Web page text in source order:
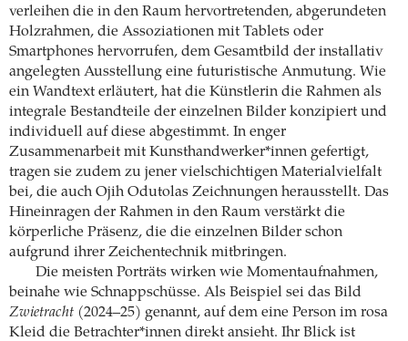
verleihen die in den Raum hervortretenden, abgerundeten
Holzrahmen, die Assoziationen mit Tablets oder
Smartphones hervorrufen, dem Gesamtbild der installativ
angelegten Ausstellung eine futuristische Anmutung. Wie
ein Wandtext erläutert, hat die Künstlerin die Rahmen als
integrale Bestandteile der einzelnen Bilder konzipiert und
individuell auf diese abgestimmt. In enger
Zusammenarbeit mit Kunsthandwerker*innen gefertigt,
tragen sie zudem zu jener vielschichtigen Materialvielfalt
bei, die auch Ojih Odutolas Zeichnungen herausstellt. Das
Hineinragen der Rahmen in den Raum verstärkt die
körperliche Präsenz, die die einzelnen Bilder schon
aufgrund ihrer Zeichentechnik mitbringen.
Die meisten Porträts wirken wie Momentaufnahmen,
beinahe wie Schnappschüsse. Als Beispiel sei das Bild
Zwietracht (2024–25) genannt, auf dem eine Person im rosa
Kleid die Betrachter*innen direkt ansieht. Ihr Blick ist